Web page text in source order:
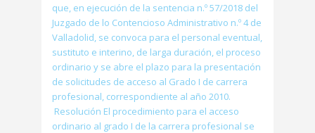
que, en ejecución de la sentencia n.º 57/2018 del
Juzgado de lo Contencioso Administrativo n.º 4 de
Valladolid, se convoca para el personal eventual,
sustituto e interino, de larga duración, el proceso
ordinario y se abre el plazo para la presentación
de solicitudes de acceso al Grado I de carrera
profesional, correspondiente al año 2010.
Resolución El procedimiento para el acceso
ordinario al grado I de la carrera profesional se